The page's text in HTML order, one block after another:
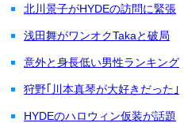
北川景子がHYDEの訪問に緊張
浅田舞がワンオクTakaと破局
意外と身長低い男性ランキング
狩野｢川本真琴が大好きだった｣
HYDEのハロウィン仮装が話題